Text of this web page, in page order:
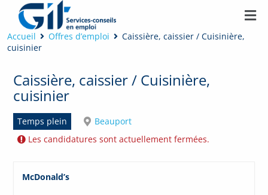
Accueil Offres d’emploi
Caissière, caissier / Cuisinière,
cuisinier
Caissière, caissier / Cuisinière,
cuisinier
Temps plein
Beauport
Les candidatures sont actuellement fermées.
McDonald’s